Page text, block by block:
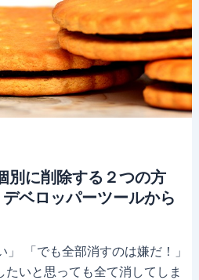
別に削除する２つの方
ベロッパーツールから
」 「でも全部消すのは嫌だ！」
いと思っても全て消してしま